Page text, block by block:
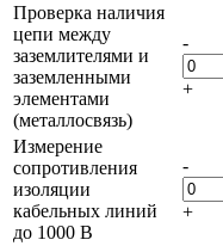
Проверка наличия
цепи между
заземлителями и
заземленными
элементами
(металлосвязь)
-
+
Измерение
сопротивления
изоляции
кабельных линий
до 1000 В
-
+